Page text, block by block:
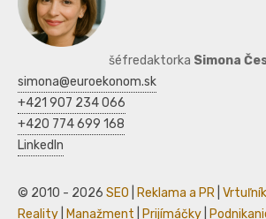
šéfredaktorka Simona
simona@euroekonom.sk
+421 907 234 066
+420 774 699 168
LinkedIn
© 2010 - 2026 SEO Reklama a PR
Reality
Manažment Prijímáčky